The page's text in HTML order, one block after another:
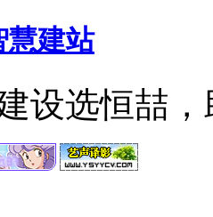
慧建站
设选恒喆